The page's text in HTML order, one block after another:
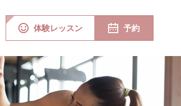
体験レッスン 予約